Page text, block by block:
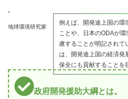
地球環境研究家
例えば、開発途上国の環
ことや、日本のODAが
慮することが明記されて
は、開発途上国の経済発
保全にも貢献することを
政府開発援助大綱とは。